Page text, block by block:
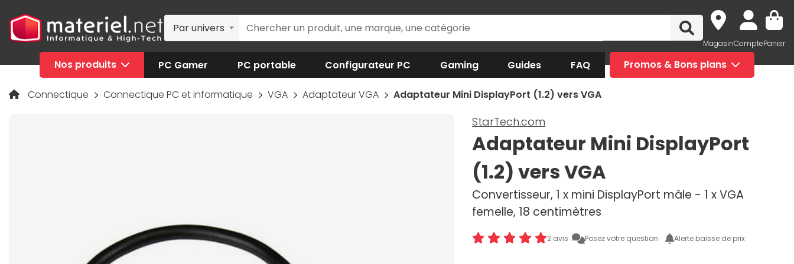
Par univers
MagasinComptePanier
Nos produits PC Gamer PC portable Configurateur PC Gaming Guides FAQ Promos & Bons plans
Connectique Connectique PC et informatique VGA Adaptateur VGA Adaptateur Mini DisplayPort (1.2) vers VGA
StarTech.com
Adaptateur Mini DisplayPort
(1.2) vers VGA
Convertisseur, 1 x mini DisplayPort mâle - 1 x VGA
femelle, 18 centimètres
2 avis Posez votre question Alerte baisse de prix